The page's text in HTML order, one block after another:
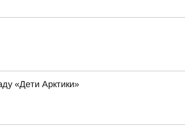
«Дети Арктики»